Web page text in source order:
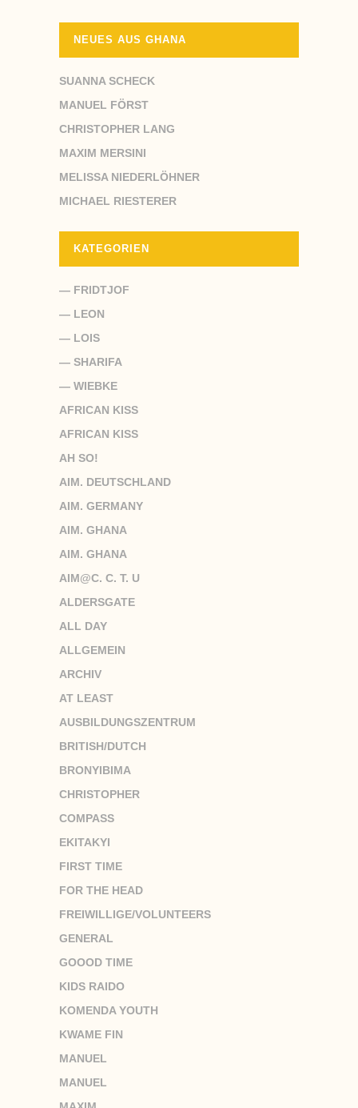
NEUES AUS GHANA
SUANNA SCHECK
MANUEL FÖRST
CHRISTOPHER LANG
MAXIM MERSINI
MELISSA NIEDERLÖHNER
MICHAEL RIESTERER
KATEGORIEN
— FRIDTJOF
— LEON
— LOIS
— SHARIFA
— WIEBKE
AFRICAN KISS
AFRICAN KISS
AH SO!
AIM. DEUTSCHLAND
AIM. GERMANY
AIM. GHANA
AIM. GHANA
AIM@C. C. T. U
ALDERSGATE
ALL DAY
ALLGEMEIN
ARCHIV
AT LEAST
AUSBILDUNGSZENTRUM
BRITISH/DUTCH
BRONYIBIMA
CHRISTOPHER
COMPASS
EKITAKYI
FIRST TIME
FOR THE HEAD
FREIWILLIGE/VOLUNTEERS
GENERAL
GOOOD TIME
KIDS RAIDO
KOMENDA YOUTH
KWAME FIN
MANUEL
MANUEL